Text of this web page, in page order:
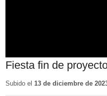
Fiesta fin de
Subido el 13 de diciembre de